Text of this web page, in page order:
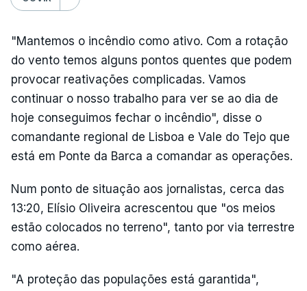
"Mantemos o incêndio como ativo. Com a rotação
do vento temos alguns pontos quentes que podem
provocar reativações complicadas. Vamos
continuar o nosso trabalho para ver se ao dia de
hoje conseguimos fechar o incêndio", disse o
comandante regional de Lisboa e Vale do Tejo que
está em Ponte da Barca a comandar as operações.
Num ponto de situação aos jornalistas, cerca das
13:20, Elísio Oliveira acrescentou que "os meios
estão colocados no terreno", tanto por via terrestre
como aérea.
"A proteção das populações está garantida",